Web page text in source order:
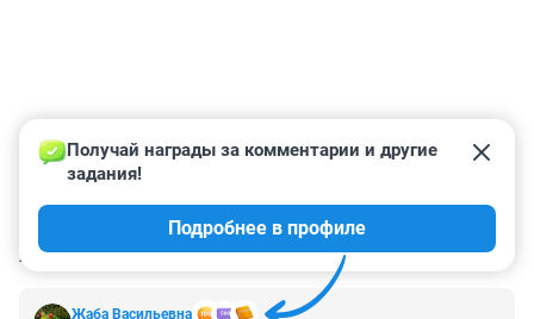
КОММЕНТАРИИ 180
Жаба Васильевна
Получай награды за комментарии и другие
задания!
Подробнее в профиле